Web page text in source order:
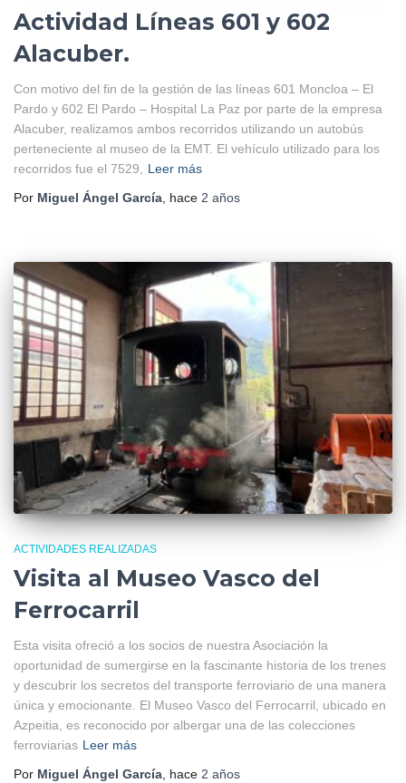
Actividad Líneas 601 y 602
Alacuber.
Con motivo del fin de la gestión de las líneas 601 Moncloa – El
Pardo y 602 El Pardo – Hospital La Paz por parte de la empresa
Alacuber, realizamos ambos recorridos utilizando un autobús
perteneciente al museo de la EMT. El vehículo utilizado para los
recorridos fue el 7529,
Leer más
Por Miguel Ángel García , hace 2 años
ACTIVIDADES REALIZADAS
Visita al Museo Vasco del
Ferrocarril
Esta visita ofreció a los socios de nuestra Asociación la
oportunidad de sumergirse en la fascinante historia de los trenes
y descubrir los secretos del transporte ferroviario de una manera
única y emocionante. El Museo Vasco del Ferrocarril, ubicado en
Azpeitia, es reconocido por albergar una de las colecciones
ferroviarias Leer más
Por Miguel Ángel García, hace 2 años